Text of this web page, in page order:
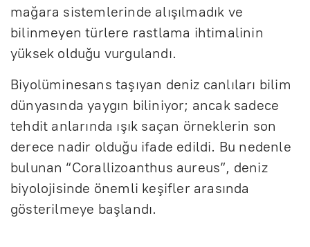
mağara sistemlerinde alışılmadık ve
bilinmeyen türlere rastlama ihtimalinin
yüksek olduğu vurgulandı.
Biyolüminesans taşıyan deniz canlıları bilim
dünyasında yaygın biliniyor; ancak sadece
tehdit anlarında ışık saçan örneklerin son
derece nadir olduğu ifade edildi. Bu nedenle
bulunan “Corallizoanthus aureus”, deniz
biyolojisinde önemli keşifler arasında
gösterilmeye başlandı.